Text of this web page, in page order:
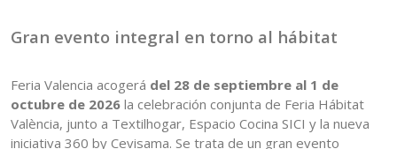
Gran evento integral en torno al hábitat
Feria Valencia acogerá del 28 de septiembre al 1 de
octubre de 2026 la celebración conjunta de Feria Hábitat
València, junto a Textilhogar, Espacio Cocina SICI y la nueva
iniciativa 360 by Cevisama. Se trata de un gran evento